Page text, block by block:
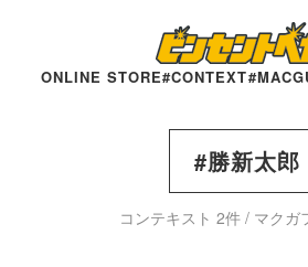
ONLINE STORE#CONTEXT
#勝新太郎
コンテキスト 2件 / マクガ